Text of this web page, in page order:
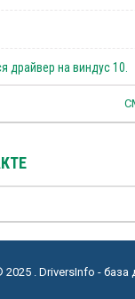
драйвер на виндус 10.
2025 . DriversInfo - база